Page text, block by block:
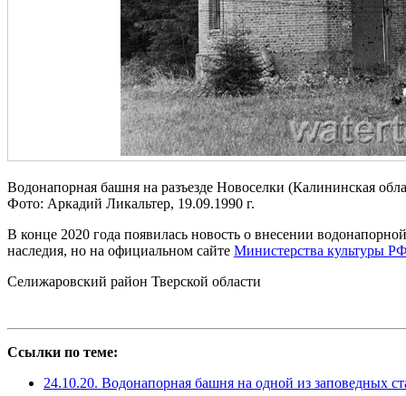
Водонапорная башня на разъезде Новоселки (Калининская
Фото: Аркадий Ликальтер, 19.09.1990 г.
В конце 2020 года появилась новость о внесении
наследия, но на официальном сайте Министерства культуры
Селижаровский район Тверской области
Ссылки по теме:
24.10.20. Водонапорная башня на одной из заповедных